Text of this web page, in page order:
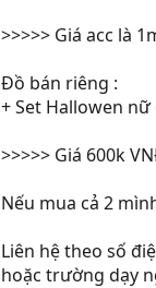
>>>>> Giá acc là
Đồ bán riêng :
+ Set Hallowen
>>>>> Giá 600k
Nếu mua cả 2
Liên hệ theo số
hoặc trường dạy